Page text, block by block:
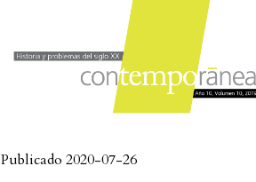
Publicado 2020-07-26